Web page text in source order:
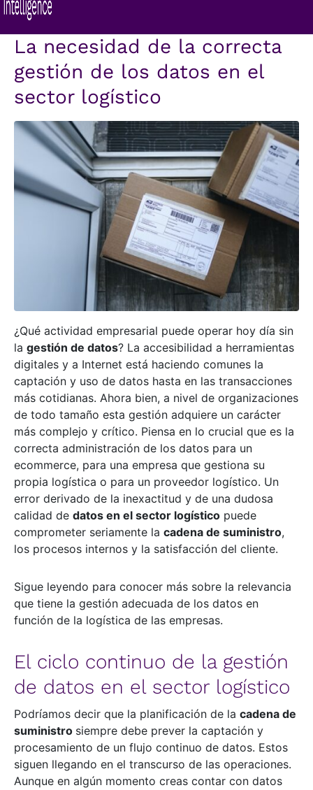
La necesidad de la correcta
gestión de los datos en el
sector logístico
¿Qué actividad empresarial puede operar hoy día sin
la gestión de datos? La accesibilidad a herramientas
digitales y a Internet está haciendo comunes la
captación y uso de datos hasta en las transacciones
más cotidianas. Ahora bien, a nivel de organizaciones
de todo tamaño esta gestión adquiere un carácter
más complejo y crítico. Piensa en lo crucial que es la
correcta administración de los datos para un
ecommerce, para una empresa que gestiona su
propia logística o para un proveedor logístico. Un
error derivado de la inexactitud y de una dudosa
calidad de datos en el sector logístico puede
comprometer seriamente la cadena de suministro,
los procesos internos y la satisfacción del cliente.
Sigue leyendo para conocer más sobre la relevancia
que tiene la gestión adecuada de los datos en
función de la logística de las empresas.
El ciclo continuo de la gestión
de datos en el sector logístico
Podríamos decir que la planificación de la cadena de
suministro siempre debe prever la captación y
procesamiento de un flujo continuo de datos. Estos
siguen llegando en el transcurso de las operaciones.
Aunque en algún momento creas contar con datos